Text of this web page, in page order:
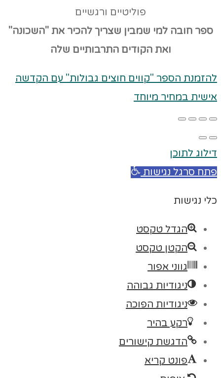
פוליטיים ורגשיים
ספר חובה למי שמבין שצריך להכיר את "השכונה"
ואת הקודים התרבותיים שלה
להזמנת הספר "קווים חוצים גבולות" עם הקדשה
אישית במחיר מיוחד
דילוג לתוכן
פתח סרגל נגישות
כלי נגישות
הגדל טקסט
הקטן טקסט
גווני אפור
ניגודיות גבוהה
ניגודיות הפוכה
רקע בהיר
הדגשת קישורים
פונט קריא